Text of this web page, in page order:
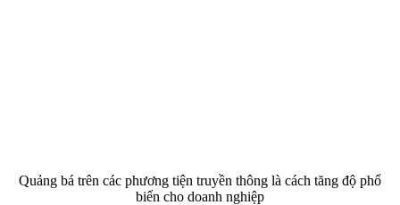
Quảng bá trên các phương tiện truyền thông là cách tăng độ phổ
biến cho doanh nghiệp